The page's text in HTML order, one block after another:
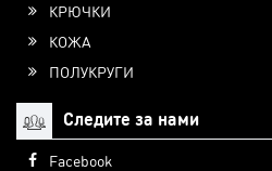
КРЮЧКИ
КОЖА
ПОЛУКРУГИ
Следите за нами
Facebook